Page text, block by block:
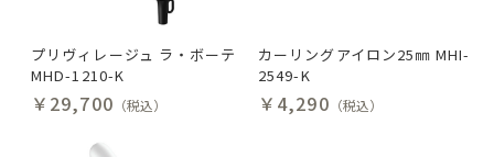
プリヴィレージュ ラ・ボーテ
MHD-1210-K
￥29,700 （税込）
カーリングアイロン25㎜ MHI-
2549-K
￥4,290 （税込）